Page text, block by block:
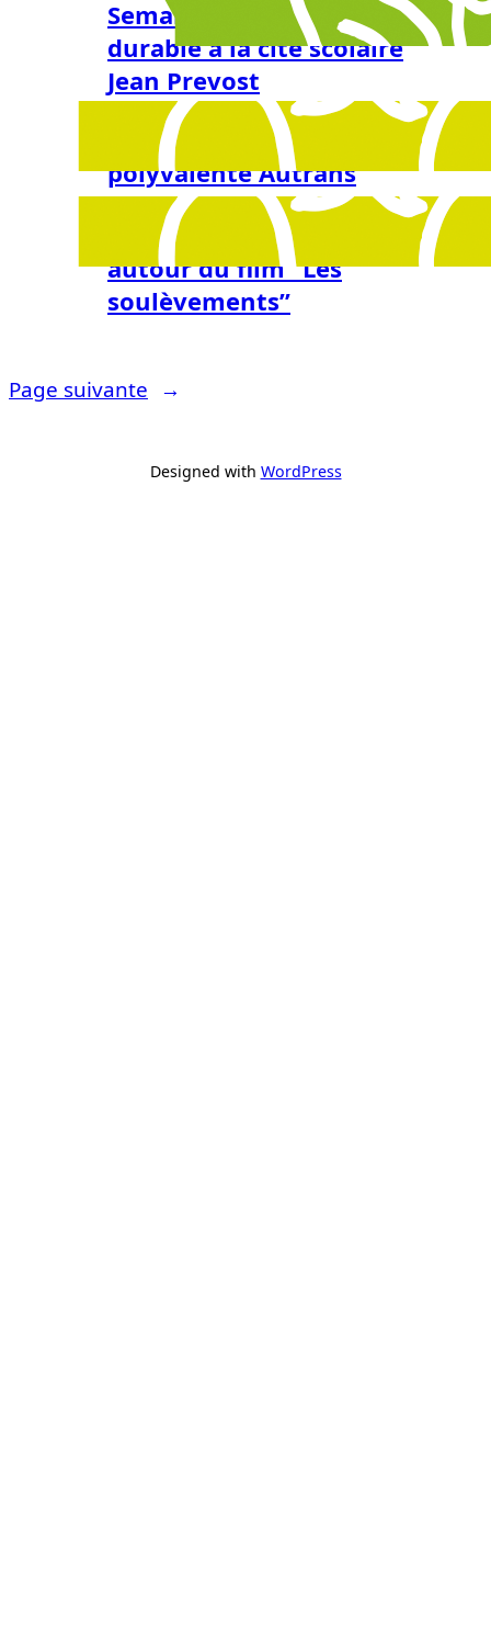
Semaine Développement
durable à la cité scolaire
Jean Prevost
3/31/2026
AG 1er avril 18h30 Salle
polyvalente Autrans
3/31/2026
Projection et échanges
autour du film “Les
soulèvements”
Page suivante →
Designed with WordPress